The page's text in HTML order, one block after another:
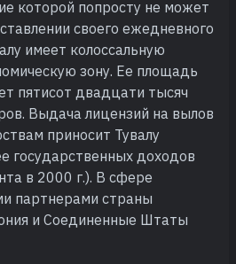
которой попросту не может
своего ежедневного
имеет колоссальную
зону. Ее площадь
пятисот двадцати тысяч
Выдача лицензий на вылов
приносит Тувалу
государственных доходов
в 2000 г.). В сфере
партнерами страны
и Соединенные Штаты